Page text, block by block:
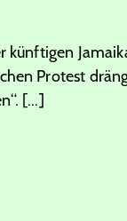
Protest
[...]